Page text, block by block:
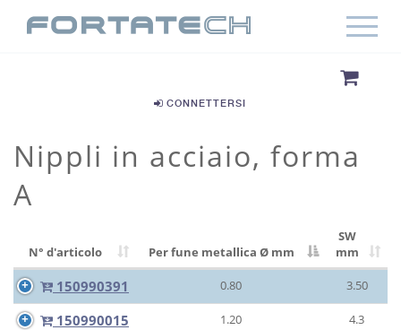
CONNETTERSI
Nippli in acciaio, forma
A
N° d'articolo Per fune metallica Ø mm
SW
mm
150990391 0.80 3.50
150990015 1.20 4.3